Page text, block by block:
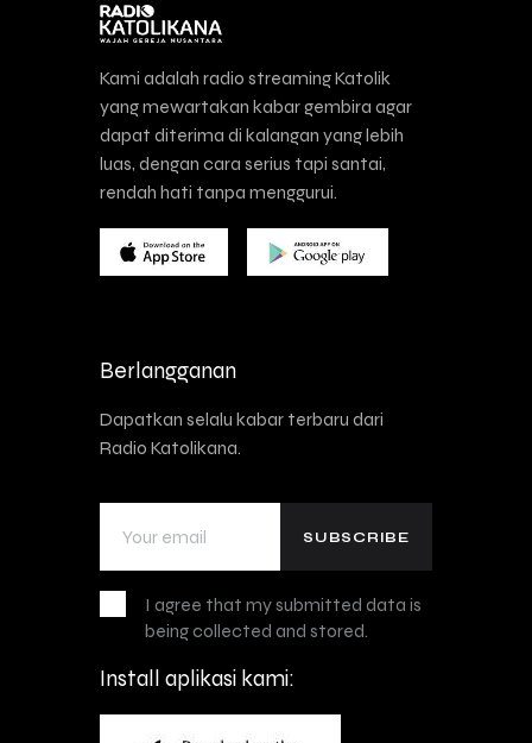
Kami adalah radio streaming Katolik
yang mewartakan kabar gembira agar
dapat diterima di kalangan yang lebih
luas, dengan cara serius tapi santai,
rendah hati tanpa menggurui.
Berlangganan
Dapatkan selalu kabar terbaru dari
Radio Katolikana.
I agree that my submitted data is
being collected and stored.
Install aplikasi kami: